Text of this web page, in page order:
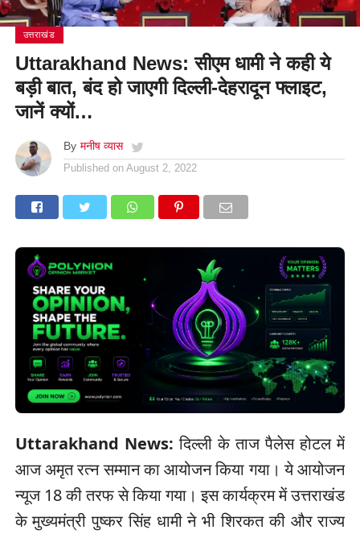
उत्तराखंड
Uttarakhand News: सीएम धामी ने कही ये
बड़ी बात, बंद हो जाएगी दिल्ली-देहरादून फ्लाइट,
जानें क्यों…
By मनीष व्यास
Published on August 2, 2022
Uttarakhand News: दिल्ली के ताज पैलेस होटल में
आज अमृत रत्न सम्मान का आयोजन किया गया। ये आयोजन
न्यूज 18 की तरफ से किया गया। इस कार्यक्रम में उत्तराखंड
के मुख्यमंत्री पुष्कर सिंह धामी ने भी शिरकत की और राज्य